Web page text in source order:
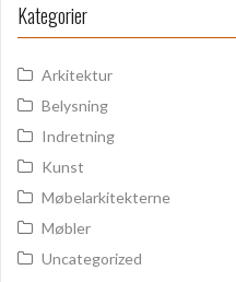
Kategorier
Arkitektur
Belysning
Indretning
Kunst
Møbelarkitekterne
Møbler
Uncategorized